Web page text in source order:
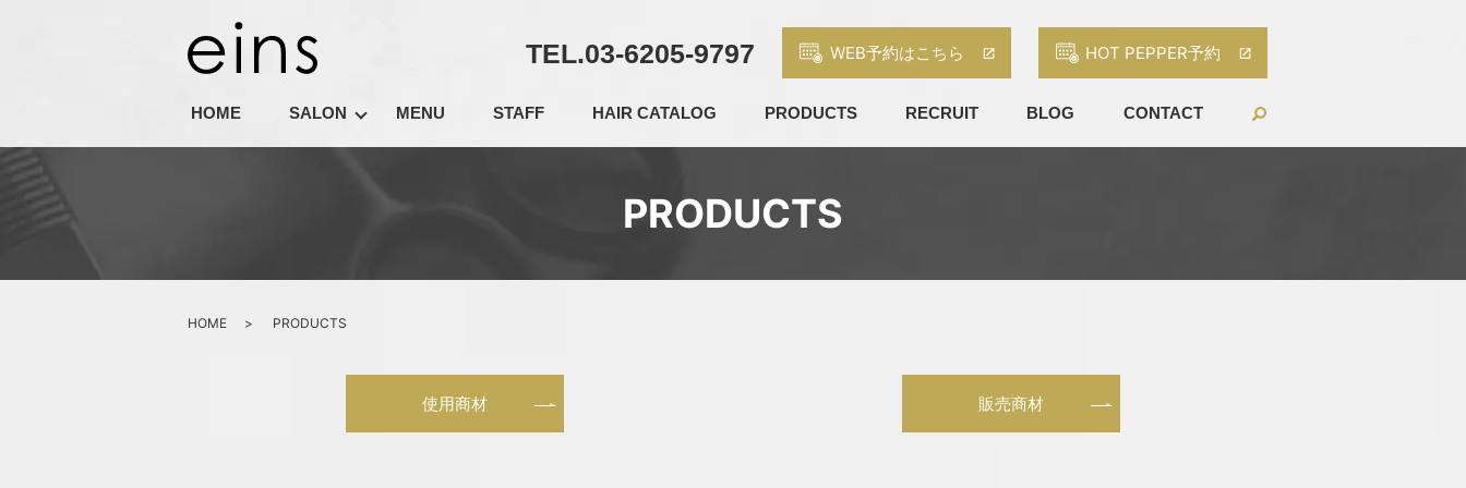
TEL.03-6205-9797 WEB予約はこちら HOT PEPPER予約
HOME SALON MENU STAFF HAIR CATALOG PRODUCTS RECRUIT BLOG CONTACT
PRODUCTS
HOME PRODUCTS
使用商材 販売商材